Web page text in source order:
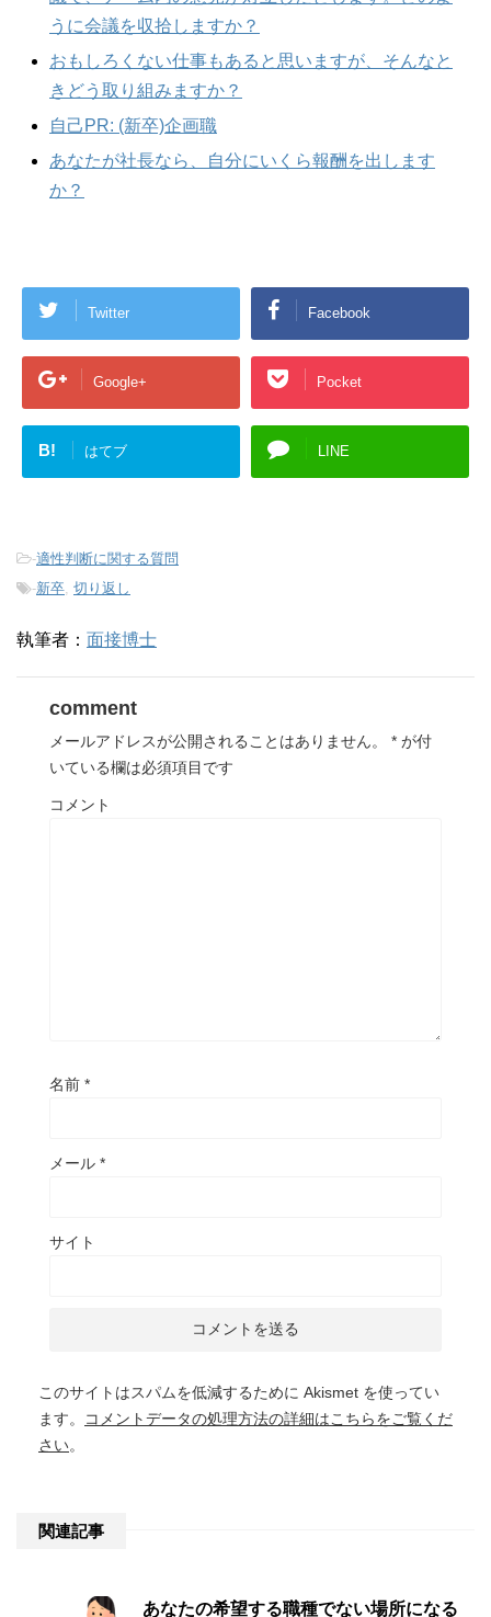
うに会議を収拾しますか？
おもしろくない仕事もあると思いますが、そんなと
きどう取り組みますか？
自己PR: (新卒)企画職
あなたが社長なら、自分にいくら報酬を出します
か？
Twitter Facebook
Google+ Pocket
B! はてブ LINE
-適性判断に関する質問
-新卒 切り返し
執筆者： 面接博士
comment
メールアドレスが公開されることはありません。 * が付
いている欄は必須項目です
コメント
名前 *
メール *
サイト
このサイトはスパムを低減するために Akismet を使ってい
ます。
コメントデータの処理方法の詳細はこちらをご覧くだ
さい。
関連記事
あなたの希望する職種でない場所になる